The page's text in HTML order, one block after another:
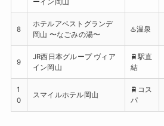
8
ホテルアベストグランデ
岡山 〜なごみの湯〜
♨️温泉
9
JR西日本グループ ヴィア
イン岡山
🚆駅直
結
1
0
スマイルホテル岡山
🚆コス
パ